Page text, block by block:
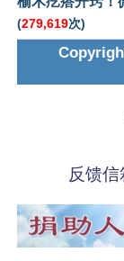
(279,619次)
反馈信